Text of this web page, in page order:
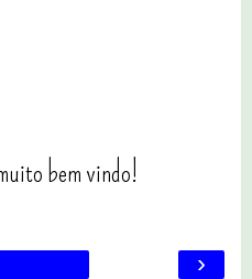
bem vindo!
›